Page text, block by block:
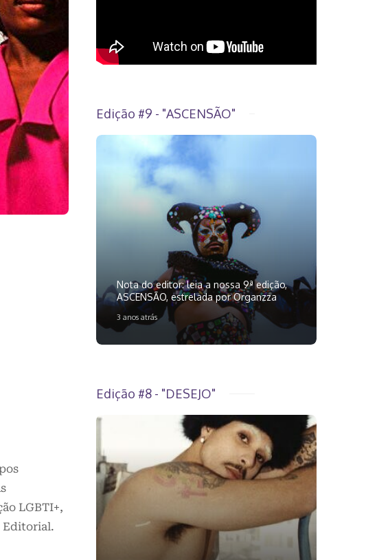
LGBTI+,
Editorial.
Edição #9 - "ASCENSÃO"
Nota do editor: leia a nossa 9ª edição,
ASCENSÃO, estrelada por Organzza
3 anos atrás
Edição #8 - "DESEJO"